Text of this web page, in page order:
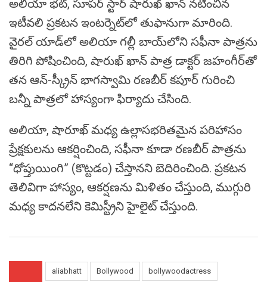
అలియా భట్, సూపర్ స్టార్ షారుఖ్ ఖాన్ నటించిన
ఇటీవలి ప్రకటన ఇంటర్నెట్‌లో తుఫానుగా మారింది.
వైరల్ యాడ్‌లో అలియా గల్లీ బాయ్‌లోని సఫీనా పాత్రను
తిరిగి పోషించింది, షారుఖ్ ఖాన్ పాత్ర డాక్టర్ జహంగీర్‌తో
తన ఆన్-స్క్రీన్ భాగస్వామి రణబీర్ కపూర్ గురించి
బన్నీ పాత్రలో హాస్యంగా ఫిర్యాదు చేసింది.
అలియా, షారూఖ్ మధ్య ఉల్లాసభరితమైన పరిహాసం
ప్రేక్షకులను ఆకర్షించింది, సఫీనా కూడా రణబీర్ పాత్రను
“ధోప్తుయింగి” (కొట్టడం) చేస్తానని బెదిరించింది. ప్రకటన
తెలివిగా హాస్యం, ఆకర్షణను మిళితం చేస్తుంది, ముగ్గురి
మధ్య కాదనలేని కెమిస్ట్రీని హైలైట్ చేస్తుంది.
aliabhatt Bollywood bollywoodactress